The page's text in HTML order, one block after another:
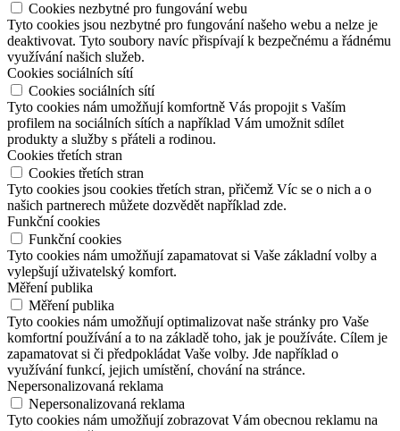
Cookies nezbytné pro fungování webu
Tyto cookies jsou nezbytné pro fungování našeho webu a nelze je
deaktivovat. Tyto soubory navíc přispívají k bezpečnému a řádnému
využívání našich služeb.
Cookies sociálních sítí
Cookies sociálních sítí
Tyto cookies nám umožňují komfortně Vás propojit s Vaším
profilem na sociálních sítích a například Vám umožnit sdílet
produkty a služby s přáteli a rodinou.
Cookies třetích stran
Cookies třetích stran
Tyto cookies jsou cookies třetích stran, přičemž Víc se o nich a o
našich partnerech můžete dozvědět například zde.
Funkční cookies
Funkční cookies
Tyto cookies nám umožňují zapamatovat si Vaše základní volby a
vylepšují uživatelský komfort.
Měření publika
Měření publika
Tyto cookies nám umožňují optimalizovat naše stránky pro Vaše
komfortní používání a to na základě toho, jak je používáte. Cílem je
zapamatovat si či předpokládat Vaše volby. Jde například o
využívání funkcí, jejich umístění, chování na stránce.
Nepersonalizovaná reklama
Nepersonalizovaná reklama
Tyto cookies nám umožňují zobrazovat Vám obecnou reklamu na